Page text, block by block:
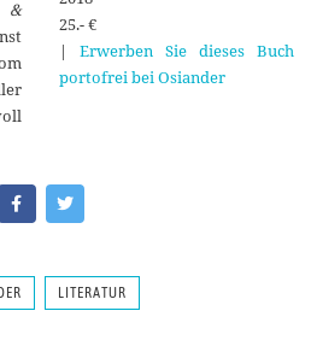
&
25.- €
| Erwerben Sie dieses Buch
portofrei bei Osiander
LITERATUR